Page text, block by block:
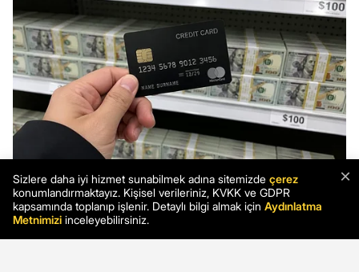
×
Sizlere daha iyi hizmet sunabilmek adına sitemizde çerez
konumlandırmaktayız. Kişisel verileriniz, KVKK ve GDPR
kapsamında toplanıp işlenir. Detaylı bilgi almak için Aydınlatma
Metnimizi inceleyebilirsiniz.